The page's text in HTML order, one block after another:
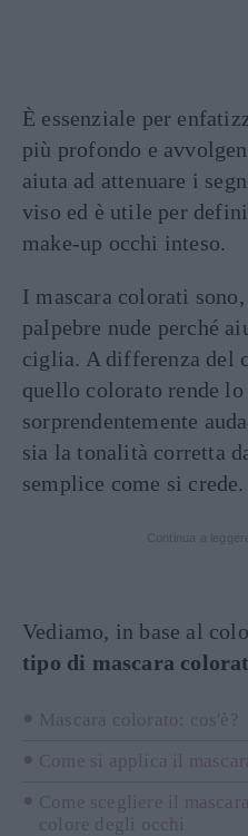
È essenziale per
più profondo e
aiuta ad attenuare i
viso ed è utile per
make-up occhi inteso.
I mascara colorati
palpebre nude perché
ciglia. A differenza del
quello colorato rende lo
sorprendentemente
sia la tonalità corretta
semplice come si crede.
Vediamo, in base al
tipo di mascara
Mascara colorato: cos'è?
Come si applica il
Come scegliere il
colore degli occhi